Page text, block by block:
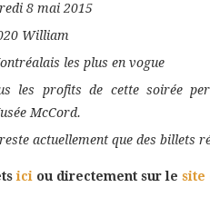
8 mai 2015
William
les plus en vogue
les profits de cette soirée
McCord.
actuellement que des billets
ici ou directement sur le site